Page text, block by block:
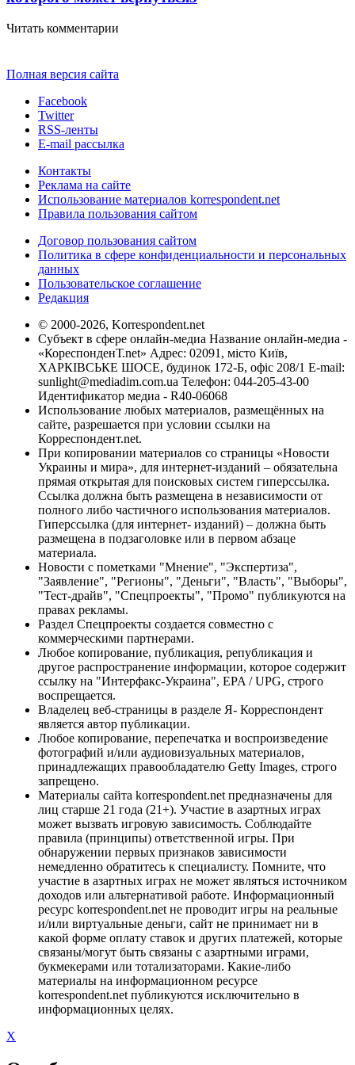
Читать комментарии
Полная версия сайта
Facebook
Twitter
RSS-ленты
E-mail рассылка
Контакты
Реклама на сайте
Использование материалов korrespondent.net
Правила пользования сайтом
Договор пользования сайтом
Политика в сфере конфиденциальности и персональных
данных
Пользовательское соглашение
Редакция
© 2000-2026, Korrespondent.net
Субъект в сфере онлайн-медиа Название онлайн-медиа -
«КореспонденТ.net» Адрес: 02091, місто Київ,
ХАРКІВСЬКЕ ШОСЕ, будинок 172-Б, офіс 208/1 E-mail:
sunlight@mediadim.com.ua Телефон: 044-205-43-00
Идентификатор медиа - R40-06068
Использование любых материалов, размещённых на
сайте, разрешается при условии ссылки на
Корреспондент.net.
При копировании материалов со страницы «Новости
Украины и мира», для интернет-изданий – обязательна
прямая открытая для поисковых систем гиперссылка.
Ссылка должна быть размещена в независимости от
полного либо частичного использования материалов.
Гиперссылка (для интернет- изданий) – должна быть
размещена в подзаголовке или в первом абзаце
материала.
Новости с пометками "Мнение", "Экспертиза",
"Заявление", "Регионы", "Деньги", "Власть", "Выборы",
"Тест-драйв", "Спецпроекты", "Промо" публикуются на
правах рекламы.
Раздел Спецпроекты создается совместно с
коммерческими партнерами.
Любое копирование, публикация, републикация и
другое распространение информации, которое содержит
ссылку на "Интерфакс-Украина", EPA / UPG, строго
воспрещается.
Владелец веб-страницы в разделе Я- Корреспондент
является автор публикации.
Любое копирование, перепечатка и воспроизведение
фотографий и/или аудиовизуальных материалов,
принадлежащих правообладателю Getty Images, строго
запрещено.
Материалы сайта korrespondent.net предназначены для
лиц старше 21 года (21+). Участие в азартных играх
может вызвать игровую зависимость. Соблюдайте
правила (принципы) ответственной игры. При
обнаружении первых признаков зависимости
немедленно обратитесь к специалисту. Помните, что
участие в азартных играх не может являться источником
доходов или альтернативой работе. Информационный
ресурс korrespondent.net не проводит игры на реальные
и/или виртуальные деньги, сайт не принимает ни в
какой форме оплату ставок и других платежей, которые
связаны/могут быть связаны с азартными играми,
букмекерами или тотализаторами. Какие-либо
материалы на информационном ресурсе
korrespondent.net публикуются исключительно в
информационных целях.
X